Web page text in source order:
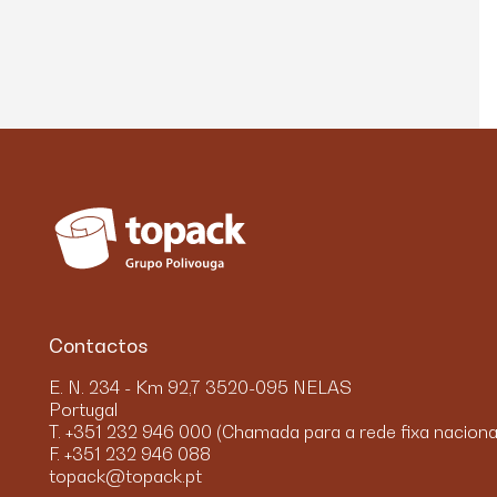
Contactos
E. N. 234 - Km 92,7 3520-095 NELAS
Portugal
T. +351 232 946 000 (Chamada para a rede fixa
F. +351 232 946 088
topack@topack.pt